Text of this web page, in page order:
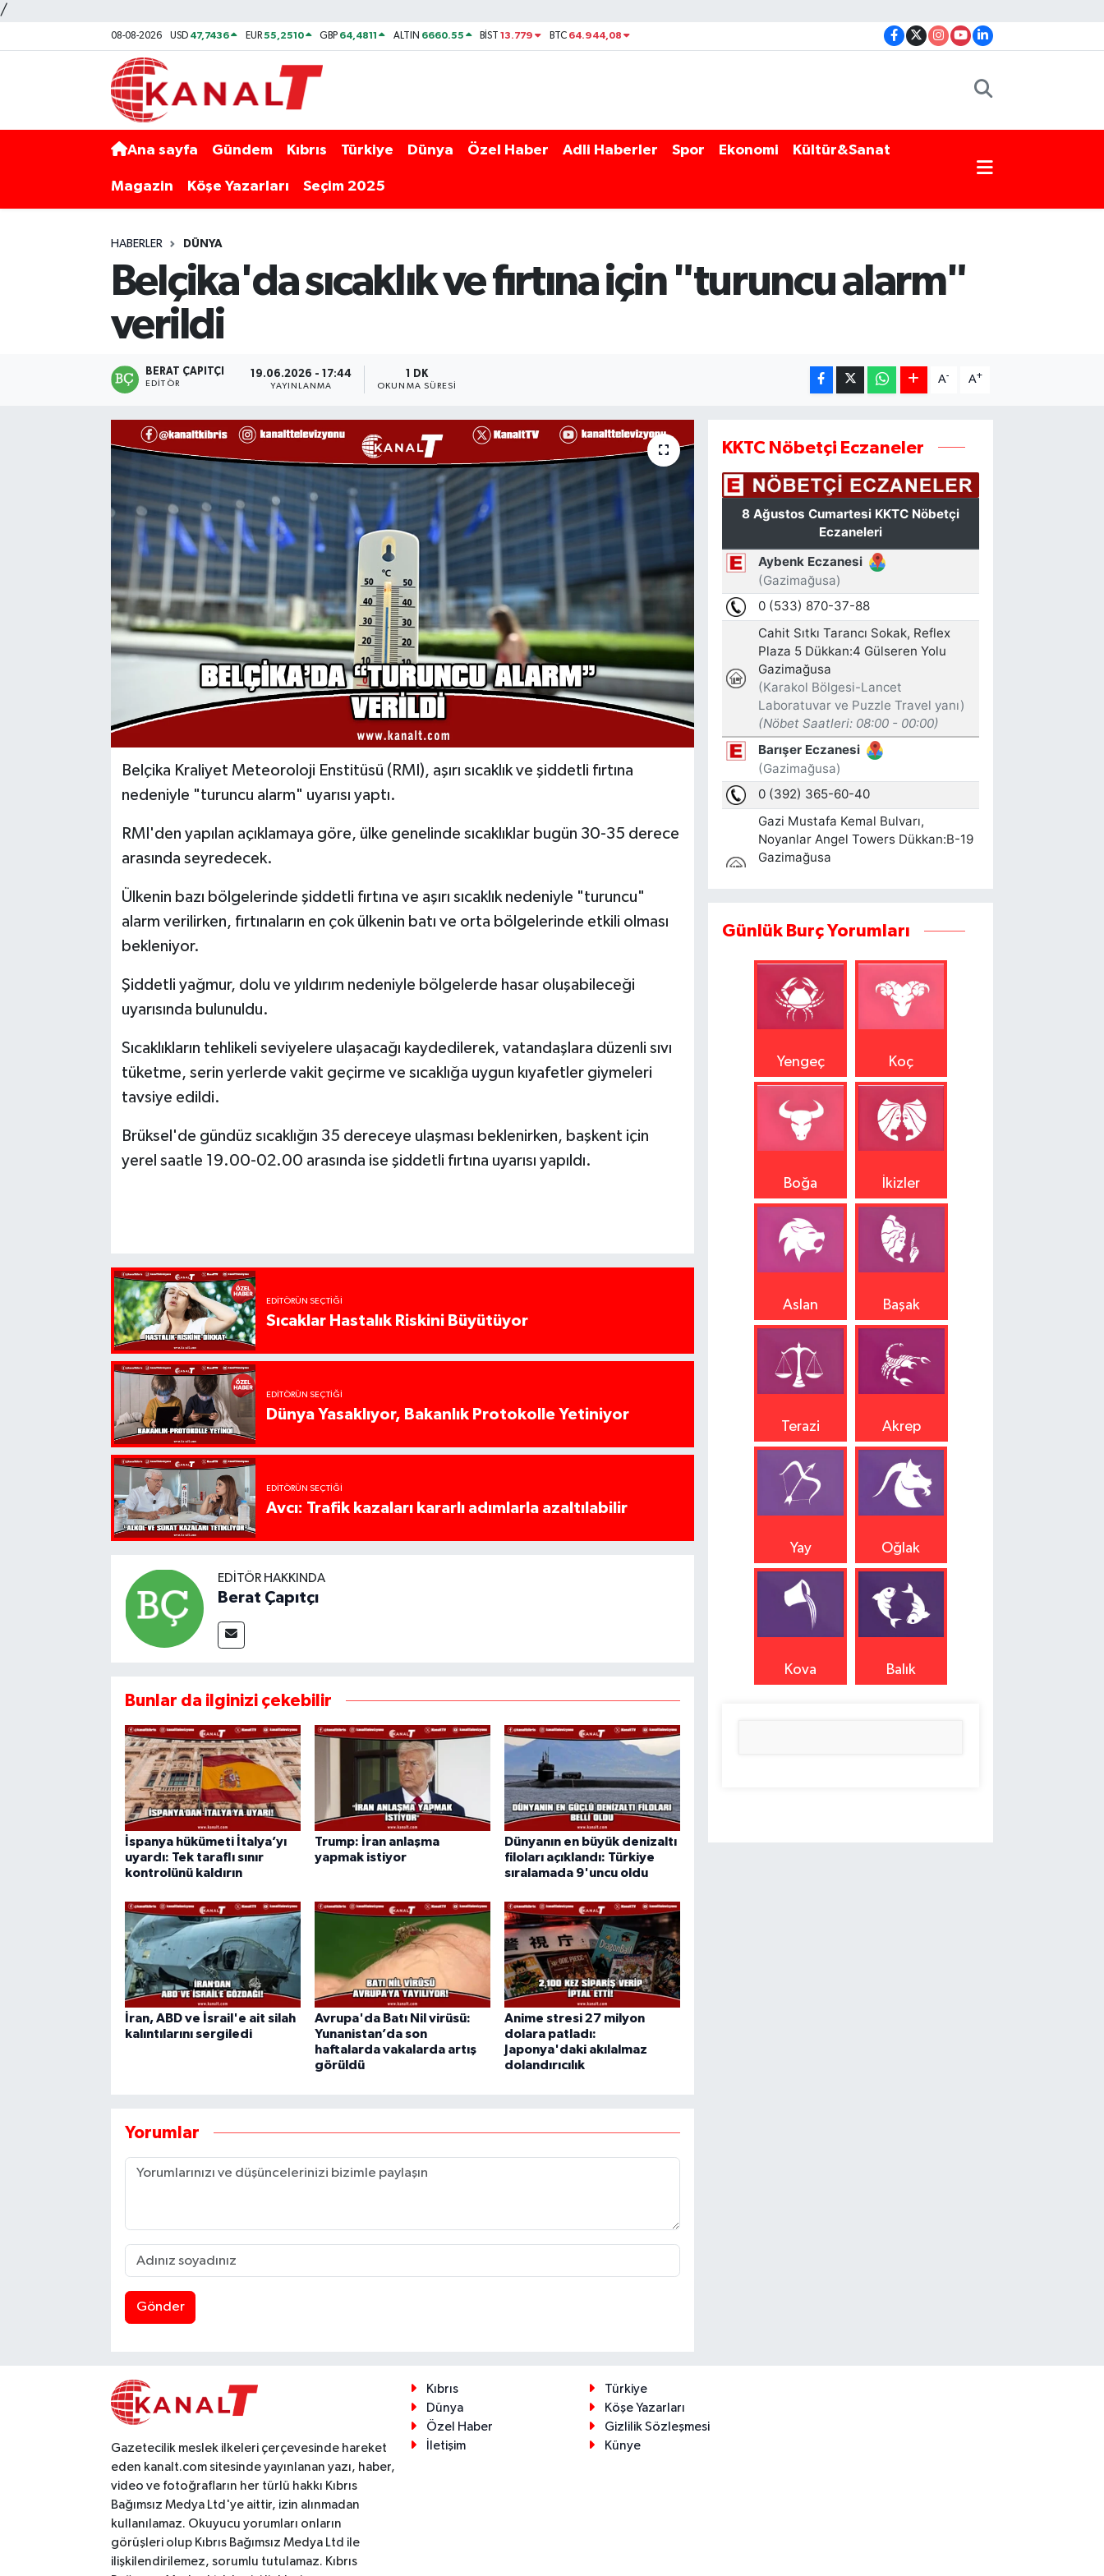
/
08-08-2026 USD 47,7436 EUR55,2510 GBP 64,4811 ALTIN 6660.55 BİST13.779 BTC 64.944,08
Ana sayfa Gündem Kıbrıs Türkiye Dünya Özel Haber Adli Haberler Spor Ekonomi Kültür&Sanat
Magazin Köşe Yazarları Seçim 2025
HABERLER DÜNYA
Belçika'da sıcaklık ve fırtına için "turuncu alarm"
verildi
BERAT ÇAPITÇI
EDITÖR
19.06.2026 - 17:44
YAYINLANMA
1 DK
OKUNMA SÜRESI
A- A+
Belçika Kraliyet Meteoroloji Enstitüsü (RMI), aşırı sıcaklık ve şiddetli fırtına
nedeniyle "turuncu alarm" uyarısı yaptı.
RMI'den yapılan açıklamaya göre, ülke genelinde sıcaklıklar bugün 30-35 derece
arasında seyredecek.
Ülkenin bazı bölgelerinde şiddetli fırtına ve aşırı sıcaklık nedeniyle "turuncu"
alarm verilirken, fırtınaların en çok ülkenin batı ve orta bölgelerinde etkili olması
bekleniyor.
Şiddetli yağmur, dolu ve yıldırım nedeniyle bölgelerde hasar oluşabileceği
uyarısında bulunuldu.
Sıcaklıkların tehlikeli seviyelere ulaşacağı kaydedilerek, vatandaşlara düzenli sıvı
tüketme, serin yerlerde vakit geçirme ve sıcaklığa uygun kıyafetler giymeleri
tavsiye edildi.
Brüksel'de gündüz sıcaklığın 35 dereceye ulaşması beklenirken, başkent için
yerel saatle 19.00-02.00 arasında ise şiddetli fırtına uyarısı yapıldı.
EDITÖRÜN SEÇTIĞI
Sıcaklar Hastalık Riskini Büyütüyor
EDITÖRÜN SEÇTIĞI
Dünya Yasaklıyor, Bakanlık Protokolle Yetiniyor
EDITÖRÜN SEÇTIĞI
Avcı: Trafik kazaları kararlı adımlarla azaltılabilir
EDITÖR HAKKINDA
Berat Çapıtçı
Bunlar da ilginizi çekebilir
İspanya hükümeti İtalya’yı
uyardı: Tek taraflı sınır
kontrolünü kaldırın
Trump: İran anlaşma
yapmak istiyor
Dünyanın en büyük denizaltı
filoları açıklandı: Türkiye
sıralamada 9'uncu oldu
İran, ABD ve İsrail'e ait silah
kalıntılarını sergiledi
Avrupa'da Batı Nil virüsü:
Yunanistan’da son
haftalarda vakalarda artış
görüldü
Anime stresi 27 milyon
dolara patladı:
Japonya'daki akılalmaz
dolandırıcılık
Yorumlar
Gönder
KKTC Nöbetçi Eczaneler
Günlük Burç Yorumları
Yengeç Koç
Boğa İkizler
Aslan Başak
Terazi Akrep
Yay Oğlak
Kova Balık
Gazetecilik meslek ilkeleri çerçevesinde hareket
eden kanalt.com sitesinde yayınlanan yazı, haber,
video ve fotoğrafların her türlü hakkı Kıbrıs
Bağımsız Medya Ltd'ye aittir, izin alınmadan
kullanılamaz. Okuyucu yorumları onların
görüşleri olup Kıbrıs Bağımsız Medya Ltd ile
ilişkilendirilemez, sorumlu tutulamaz. Kıbrıs
Kıbrıs
Türkiye
Dünya
Köşe Yazarları
Özel Haber
Gizlilik Sözleşmesi
İletişim
Künye